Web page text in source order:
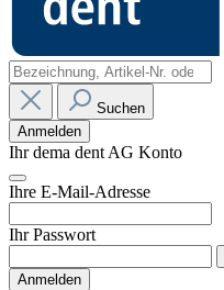
Suchen
Anmelden
Ihr dema dent AG Konto
Ihre E-Mail-Adresse
Ihr Passwort
Anmelden